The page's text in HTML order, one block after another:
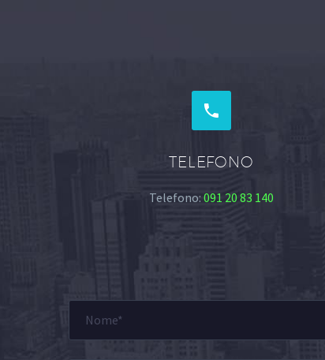


TELEFONO
Telefono: 091 20 83 140